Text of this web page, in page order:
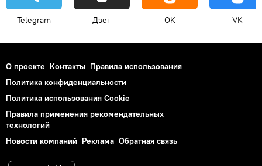
Telegram Дзен OK VK
О проекте Контакты Правила использования
Политика конфиденциальности
Политика использования Cookie
Правила применения рекомендательных
технологий
Новости компаний Реклама Обратная связь